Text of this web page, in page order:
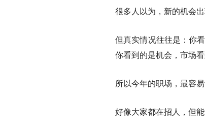
很多人以为，新的机会
但真实情况往往是：你
你看到的是机会，市场看
所以今年的职场，最容
好像大家都在招人，但